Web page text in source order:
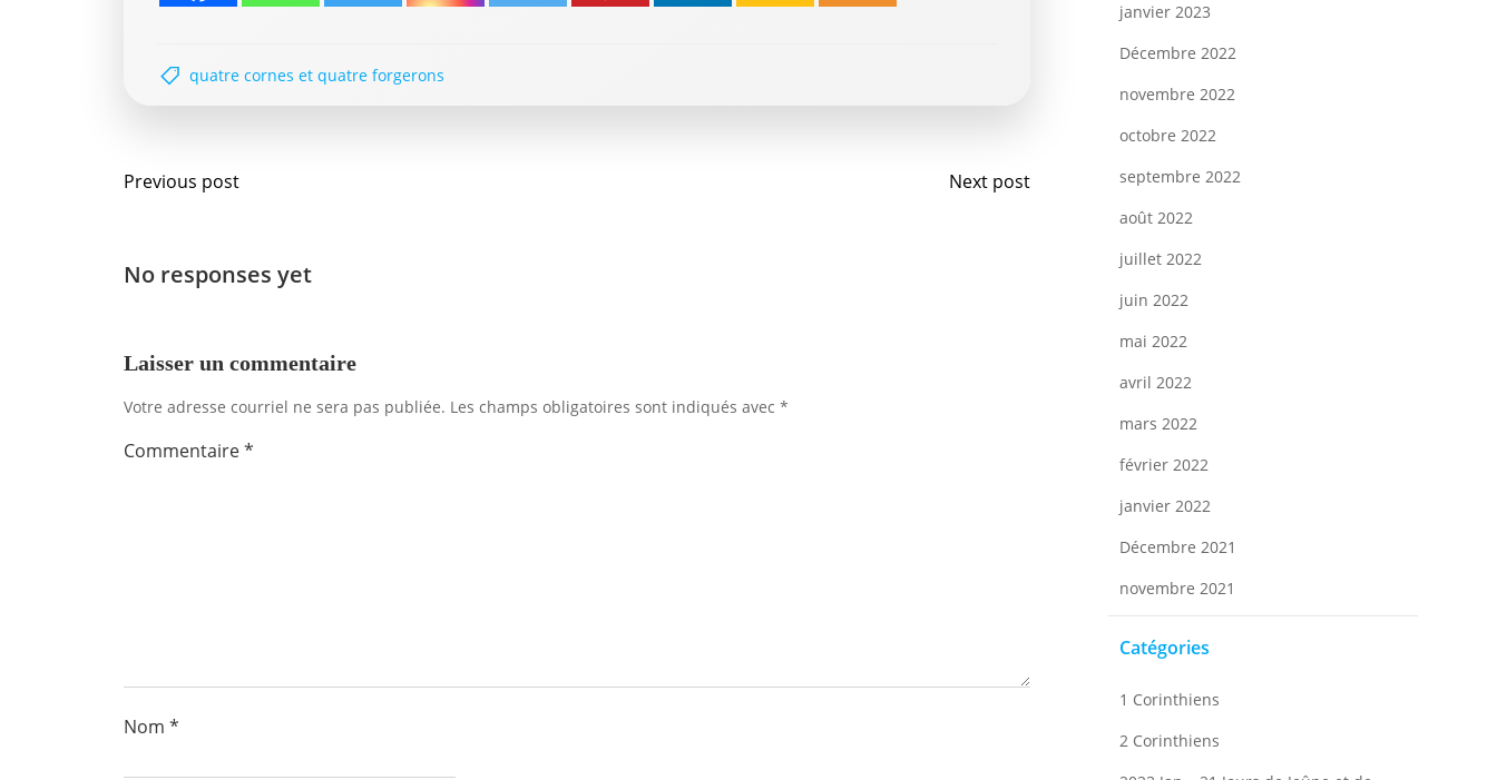
quatre cornes et quatre forgerons
Navigation
l'article
Previous post
Navigation
Next post
No responses yet
Laisser un commentaire
Votre adresse courriel ne sera pas publiée. Les champs obligatoires sont indiqués avec *
Commentaire*
Nom *
janvier 2023
Décembre 2022
novembre 2022
octobre 2022
septembre 2022
août 2022
juillet 2022
juin 2022
mai 2022
avril 2022
mars 2022
février 2022
janvier 2022
Décembre 2021
novembre 2021
Catégories
1 Corinthiens
2 Corinthiens